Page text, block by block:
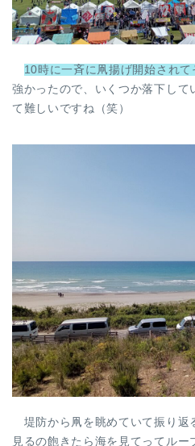
10時に一斉に凧揚げ開始されて
強かったので、いくつか落下して
て難しいですね（笑）
堤防から凧を眺めていて振り返
見るの飽きたら海を見てってルー